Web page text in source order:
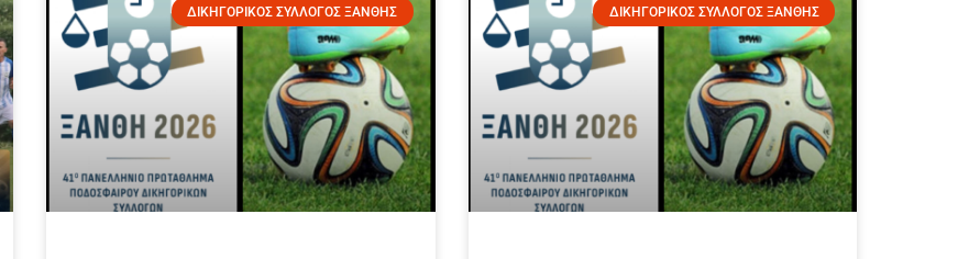
ΔΙΚΗΓΟΡΙΚΟΣ ΣΥΛΛΟΓΟΣ ΞΑΝΘΗΣ ΔΙΚΗΓΟΡΙΚΟΣ ΣΥΛΛΟΓΟΣ ΞΑΝΘΗΣ